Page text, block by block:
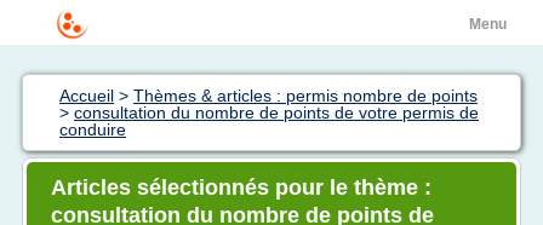
Menu
Accueil > Thèmes & articles : permis nombre de points
> consultation du nombre de points de votre permis de
conduire
Articles sélectionnés pour le thème :
consultation du nombre de points de